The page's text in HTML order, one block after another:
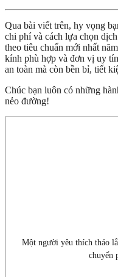
Qua bài viết trên, hy vọng
chi phí và cách lựa chọn
theo tiêu chuẩn mới nhất
kính phù hợp và đơn vị uy
an toàn mà còn bền bỉ, tiết
Chúc bạn luôn có những
nẻo đường!
Một người yêu thích tháo
chuyến